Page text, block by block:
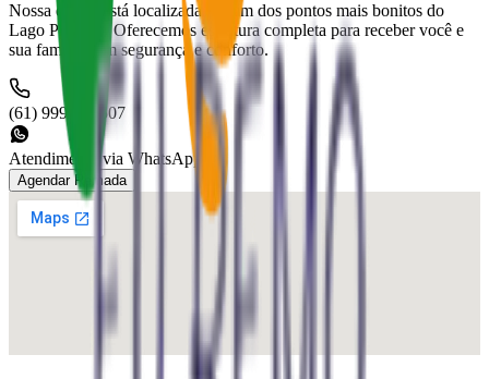
Nossa escola está localizada em um dos pontos mais bonitos do
Lago Paranoá. Oferecemos estrutura completa para receber você e
sua família com segurança e conforto.
(61) 99967-4507
Atendimento via WhatsApp
Agendar Remada